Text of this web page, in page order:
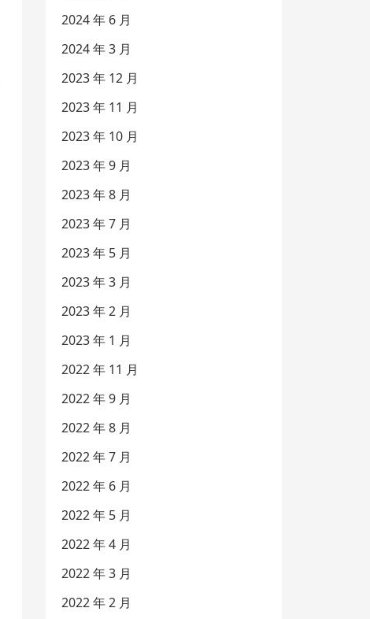
2024 年 6 月
2024 年 3 月
2023 年 12 月
2023 年 11 月
2023 年 10 月
2023 年 9 月
2023 年 8 月
2023 年 7 月
2023 年 5 月
2023 年 3 月
2023 年 2 月
2023 年 1 月
2022 年 11 月
2022 年 9 月
2022 年 8 月
2022 年 7 月
2022 年 6 月
2022 年 5 月
2022 年 4 月
2022 年 3 月
2022 年 2 月